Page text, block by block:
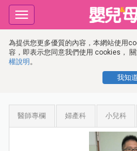
為提供您更多優質的內容，本網站使用
容，即表示您同意我們使用 cookies，
權說明 。
我知
Toggle
navigation
醫師專欄 婦產科 小兒科